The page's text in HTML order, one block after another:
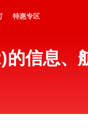
特惠专区
的信息、